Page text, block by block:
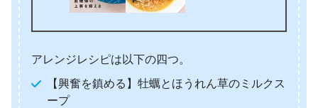
アレンジレシピは以下の四つ。
【興奮を鎮める】牡蠣とほうれん草のミルクス
ープ